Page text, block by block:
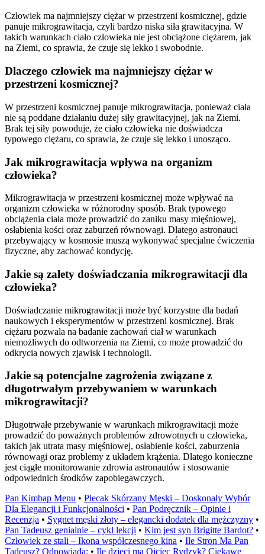
Człowiek ma najmniejszy ciężar w przestrzeni kosmicznej, gdzie
panuje mikrograwitacja, czyli bardzo niska siła grawitacyjna. W
takich warunkach ciało człowieka nie jest obciążone ciężarem, jak
na Ziemi, co sprawia, że czuje się lekko i swobodnie.
Dlaczego człowiek ma najmniejszy ciężar w
przestrzeni kosmicznej?
W przestrzeni kosmicznej panuje mikrograwitacja, ponieważ ciała
nie są poddane działaniu dużej siły grawitacyjnej, jak na Ziemi.
Brak tej siły powoduje, że ciało człowieka nie doświadcza
typowego ciężaru, co sprawia, że czuje się lekko i unosząco.
Jak mikrograwitacja wpływa na organizm
człowieka?
Mikrograwitacja w przestrzeni kosmicznej może wpływać na
organizm człowieka w różnorodny sposób. Brak typowego
obciążenia ciała może prowadzić do zaniku masy mięśniowej,
osłabienia kości oraz zaburzeń równowagi. Dlatego astronauci
przebywający w kosmosie muszą wykonywać specjalne ćwiczenia
fizyczne, aby zachować kondycję.
Jakie są zalety doświadczania mikrograwitacji dla
człowieka?
Doświadczanie mikrograwitacji może być korzystne dla badań
naukowych i eksperymentów w przestrzeni kosmicznej. Brak
ciężaru pozwala na badanie zachowań ciał w warunkach
niemożliwych do odtworzenia na Ziemi, co może prowadzić do
odkrycia nowych zjawisk i technologii.
Jakie są potencjalne zagrożenia związane z
długotrwałym przebywaniem w warunkach
mikrograwitacji?
Długotrwałe przebywanie w warunkach mikrograwitacji może
prowadzić do poważnych problemów zdrowotnych u człowieka,
takich jak utrata masy mięśniowej, osłabienie kości, zaburzenia
równowagi oraz problemy z układem krążenia. Dlatego konieczne
jest ciągłe monitorowanie zdrowia astronautów i stosowanie
odpowiednich środków zapobiegawczych.
Pan Kimbap Menu • Plecak Skórzany Męski – Doskonały Wybór
Dla Elegancji i Funkcjonalności • Pan Podręcznik – Opinie i
Recenzja • Sygnet męski złoty – elegancki dodatek dla mężczyzny •
Pan Tadeusz genialnie – cykl lekcji • Kim jest syn Brigitte Bardot? •
Człowiek ze stali – Ikona współczesnego kina • Ile Stron Ma Pan
Tadeusz? Odpowiada: • Ile dzieci ma Ojciec Rydzyk? Ciekawe